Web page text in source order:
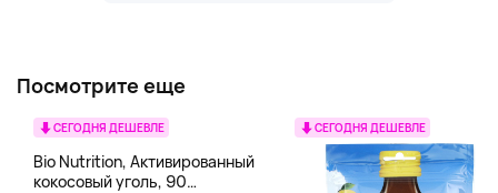
Посмотрите еще
СЕГОДНЯ ДЕШЕВЛЕ
Bio Nutrition, Активированный
кокосовый уголь, 90
СЕГОДНЯ ДЕШЕВЛЕ